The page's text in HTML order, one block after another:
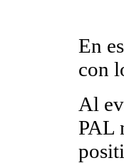
En
con
Al
PAL